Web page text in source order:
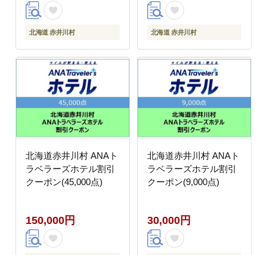
北海道 赤井川村 北海道 赤井川村
北海道赤井川村 ANAト
ラベラーズホテル割引
クーポン(45,000点)
150,000円
北海道赤井川村 ANAト
ラベラーズホテル割引
クーポン(9,000点)
30,000円